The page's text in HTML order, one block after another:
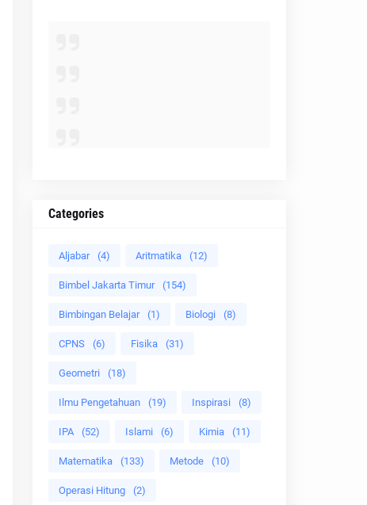
Categories
Aljabar (4) Aritmatika (12)
Bimbel Jakarta Timur (154)
Bimbingan Belajar (1) Biologi (8)
CPNS (6) Fisika (31)
Geometri (18)
Ilmu Pengetahuan (19) Inspirasi (8)
IPA (52) Islami (6) Kimia (11)
Matematika (133) Metode (10)
Operasi Hitung (2)